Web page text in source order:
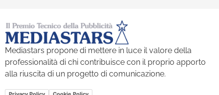
Mediastars propone di mettere in luce il valore della
professionalità di chi contribuisce con il proprio apporto
alla riuscita di un progetto di comunicazione.